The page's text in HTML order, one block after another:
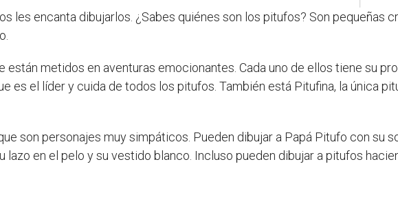
les encanta dibujarlos. ¿Sabes quiénes son los pitufos? Son pequeñas
metidos en aventuras emocionantes. Cada uno de ellos tiene su
es el líder y cuida de todos los pitufos. También está Pitufina, la única
son personajes muy simpáticos. Pueden dibujar a Papá Pitufo con su
lazo en el pelo y su vestido blanco. Incluso pueden dibujar a pitufos